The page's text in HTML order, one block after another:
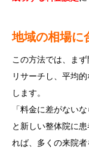
地域の相場に
この方法では、ま
リサーチし、平均
します。
「料金に差がない
と新しい整体院に
れば、多くの来院者